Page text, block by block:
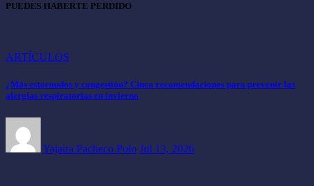
PUEDES HABERTE PERDIDO
ARTÍCULOS
¿Más estornudos y congestión? Cinco recomendaciones para prevenir las
alergias respiratorias en invierno
Yajaira Pacheco Polo Jul 13, 2026